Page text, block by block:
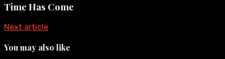
Time Has Come
Next article
You may also like